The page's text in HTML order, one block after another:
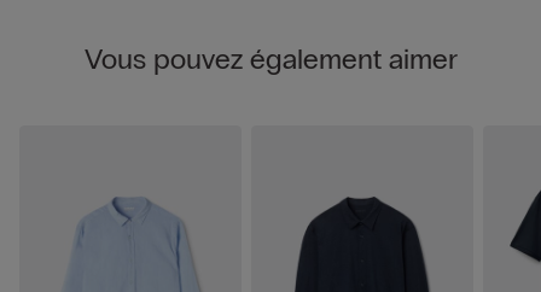
Vous pouvez également aimer